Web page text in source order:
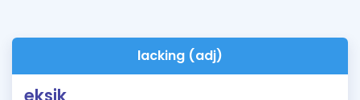
lacking (adj)